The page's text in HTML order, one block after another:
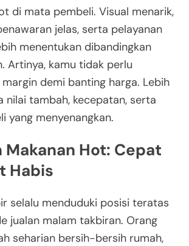
di mata pembeli. Visual menarik,
jelas, serta pelayanan
menentukan dibandingkan
Artinya, kamu tidak perlu
demi banting harga. Lebih
nilai tambah, kecepatan, serta
yang menyenangkan.
Makanan Hot: Cepat
Habis
selalu menduduki posisi teratas
jualan malam takbiran. Orang
seharian bersih-bersih rumah,